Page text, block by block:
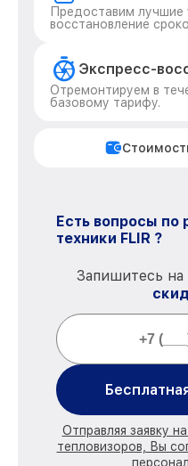
Предоставим лучшие
восстановление
Экспресс-
Отремонтируем в
базовому тарифу.
Есть вопросы по
техники FLIR ?
Запишитесь на
Отправляя заявку
тепловизоров, Вы